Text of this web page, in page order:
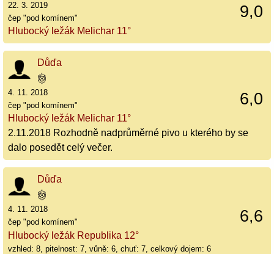
9,0
22. 3. 2019
čep "pod komínem"
Hlubocký ležák Melichar 11°
Důďa
6,0
4. 11. 2018
čep "pod komínem"
Hlubocký ležák Melichar 11°
2.11.2018 Rozhodně nadprůměrné pivo u kterého by se
dalo posedět celý večer.
Důďa
6,6
4. 11. 2018
čep "pod komínem"
Hlubocký ležák Republika 12°
vzhled: 8, pitelnost: 7, vůně: 6, chuť: 7, celkový dojem: 6